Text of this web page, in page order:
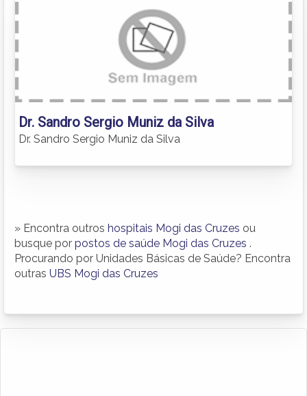
Dr. Sandro Sergio Muniz da Silva
Dr. Sandro Sergio Muniz da Silva
» Encontra outros hospitais Mogi das Cruzes ou
busque por postos de saúde Mogi das Cruzes .
Procurando por Unidades Básicas de Saúde? Encontra
outras UBS Mogi das Cruzes